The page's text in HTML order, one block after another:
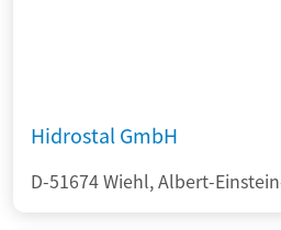
Hidrostal GmbH
D-51674 Wiehl, Albert-